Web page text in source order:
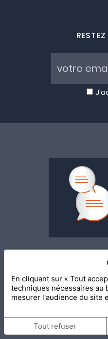
En cliquant sur « Tout
techniques nécessaires au
mesurer l'audience du site
Tout refuser